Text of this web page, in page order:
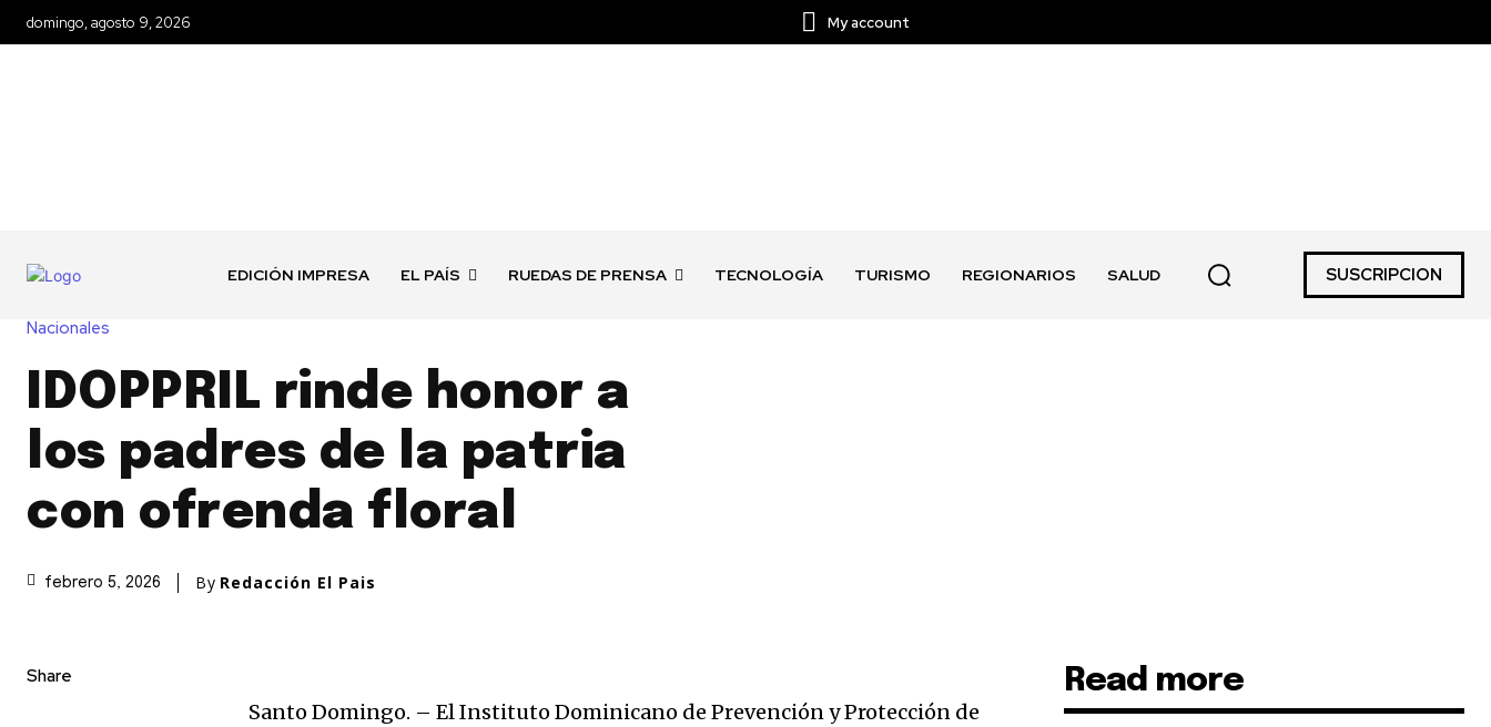
domingo, agosto 9, 2026 My account
EDICIÓN IMPRESA EL PAÍS RUEDAS DE PRENSA TECNOLOGÍA TURISMO REGIONARIOS SALUD SUSCRIPCION
Nacionales
IDOPPRIL rinde honor a
los padres de la patria
con ofrenda floral
febrero 5, 2026 By Redacción El Pais
Share
Santo Domingo. – El Instituto Dominicano de Prevención y Protección de
Read more